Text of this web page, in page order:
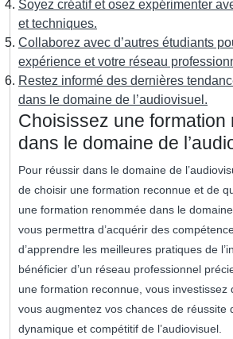
Soyez créatif et osez expérimenter
et techniques.
Collaborez avec d’autres étudiants
expérience et votre réseau
Restez informé des dernières
dans le domaine de l’audiovisuel.
Choisissez une formation
dans le domaine de
Pour réussir dans le domaine de
de choisir une formation reconnue et de
une formation renommée dans le
vous permettra d’acquérir des
d’apprendre les meilleures pratiques de
bénéficier d’un réseau professionnel
une formation reconnue, vous investissez
vous augmentez vos chances de réussite
dynamique et compétitif de l’audiovisuel.